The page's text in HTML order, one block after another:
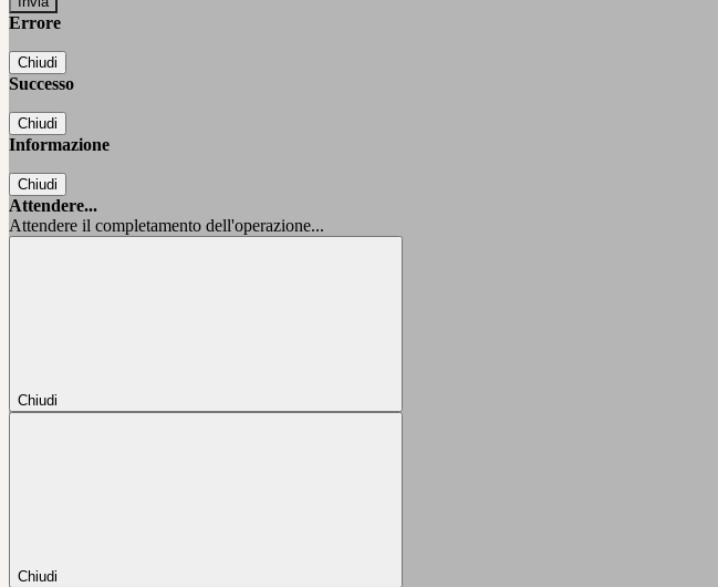
Errore
Chiudi
Successo
Chiudi
Informazione
Chiudi
Attendere...
Attendere il completamento dell'operazione...
Chiudi
Chiudi